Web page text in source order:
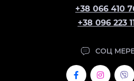
+38 066 410
+38 096 223
СОЦ